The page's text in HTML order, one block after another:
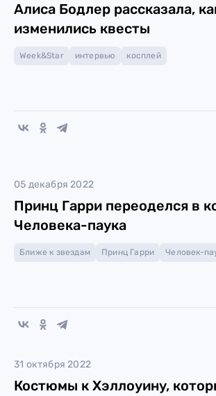
Алиса Бодлер рассказала,
изменились квесты
Week&Star интервью косплей
05 декабря 2022
Принц Гарри переоделся в
Человека-паука
Ближе к звездам Принц Гарри Человек-
31 октября 2022
Костюмы к Хэллоуину,